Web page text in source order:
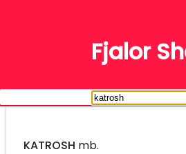
Fjalor
KATROSH mb.